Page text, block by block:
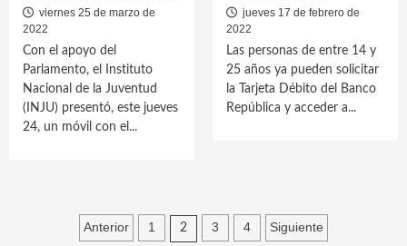
viernes 25 de marzo de
2022
Con el apoyo del
Parlamento, el Instituto
Nacional de la Juventud
(INJU) presentó, este jueves
24, un móvil con el...
jueves 17 de febrero de
2022
Las personas de entre 14 y
25 años ya pueden solicitar
la Tarjeta Débito del Banco
República y acceder a...
Paginación
Anterior 1 2 3 4 Siguiente